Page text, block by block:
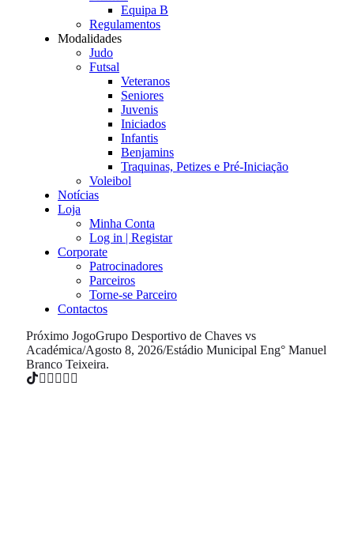
Equipa B
Regulamentos
Modalidades
Judo
Futsal
Veteranos
Seniores
Juvenis
Iniciados
Infantis
Benjamins
Traquinas, Petizes e Pré-Iniciação
Voleibol
Notícias
Loja
Minha Conta
Log in | Registar
Corporate
Patrocinadores
Parceiros
Torne-se Parceiro
Contactos
Próximo JogoGrupo Desportivo de Chaves vs
Académica/Agosto 8, 2026/Estádio Municipal Eng° Manuel
Branco Teixeira.